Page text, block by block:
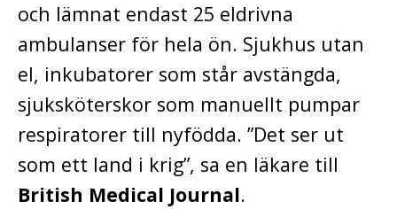
och lämnat endast 25 eldrivna
ambulanser för hela ön. Sjukhus utan
el, inkubatorer som står avstängda,
sjuksköterskor som manuellt pumpar
respiratorer till nyfödda. ”Det ser ut
som ett land i krig”, sa en läkare till
British Medical Journal.